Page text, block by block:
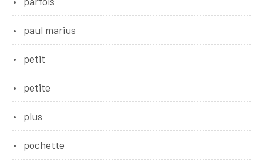
paul marius
petit
petite
plus
pochette